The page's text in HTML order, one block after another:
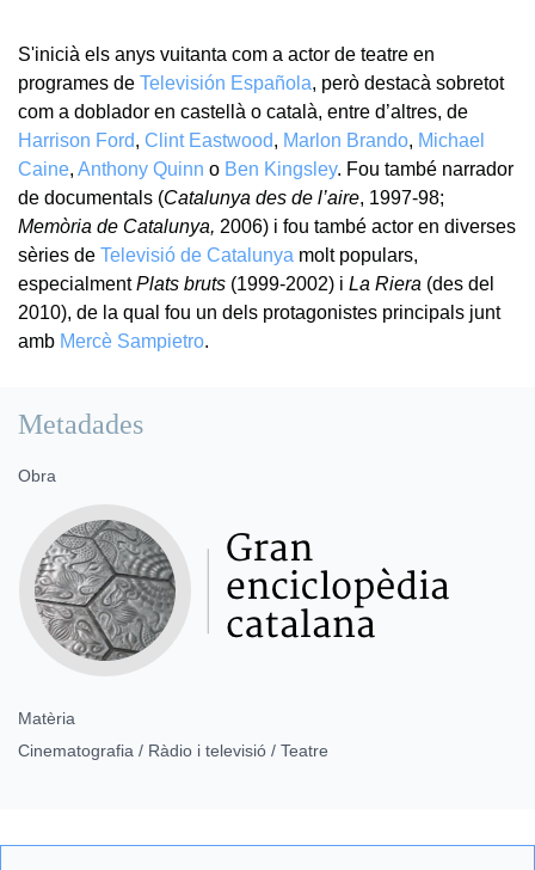
S'inicià els anys vuitanta com a actor de teatre en
programes de Televisión Española, però destacà sobretot
com a doblador en castellà o català, entre d’altres, de
Harrison Ford, Clint Eastwood, Marlon Brando, Michael
Caine, Anthony Quinn o Ben Kingsley. Fou també narrador
de documentals (Catalunya des de l’aire, 1997-98;
Memòria de Catalunya, 2006) i fou també actor en diverses
sèries de Televisió de Catalunya molt populars,
especialmentPlats bruts (1999-2002) i La Riera (des del
2010), de la qual fou un dels protagonistes principals junt
amb Mercè Sampietro.
Metadades
Obra
Matèria
Cinematografia / Ràdio i televisió / Teatre